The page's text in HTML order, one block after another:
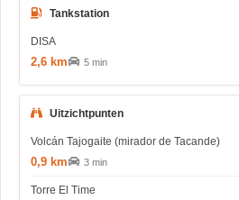
Tankstation
DISA
2,6 km 5 min
Uitzichtpunten
Volcán Tajogaite (mirador de Tacande)
0,9 km 3 min
Torre El Time